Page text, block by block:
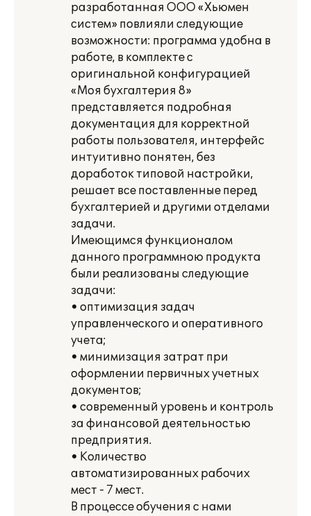
разработанная ООО «Хьюмен
систем» повлияли следующие
возможности: программа удобна в
работе, в комплекте с
оригинальной конфигурацией
«Моя бухгалтерия 8»
представляется подробная
документация для корректной
работы пользователя, интерфейс
интуитивно понятен, без
доработок типовой настройки,
решает все поставленные перед
бухгалтерией и другими отделами
задачи.
Имеющимся функционалом
данного программною продукта
были реализованы следующие
задачи:
• оптимизация задач
управленческого и оперативного
учета;
• минимизация затрат при
оформлении первичных учетных
документов;
• современный уровень и контроль
за финансовой деятельностью
предприятия.
• Количество
автоматизированных рабочих
мест - 7 мест.
В процессе обучения с нами